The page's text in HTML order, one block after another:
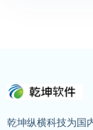
乾坤纵横科技为国